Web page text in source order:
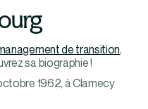
de transition,
sa biographie !
1962, à Clamecy